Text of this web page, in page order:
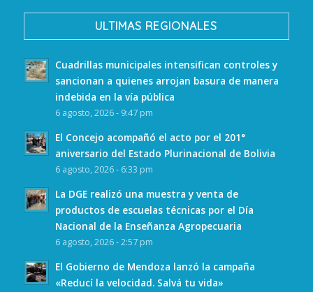
ULTIMAS REGIONALES
Cuadrillas municipales intensifican controles y
sancionan a quienes arrojan basura de manera
indebida en la vía pública
6 agosto, 2026 - 9:47 pm
El Concejo acompañó el acto por el 201°
aniversario del Estado Plurinacional de Bolivia
6 agosto, 2026 - 6:33 pm
La DGE realizó una muestra y venta de
productos de escuelas técnicas por el Día
Nacional de la Enseñanza Agropecuaria
6 agosto, 2026 - 2:57 pm
El Gobierno de Mendoza lanzó la campaña
«Reducí la velocidad. Salvá tu vida»